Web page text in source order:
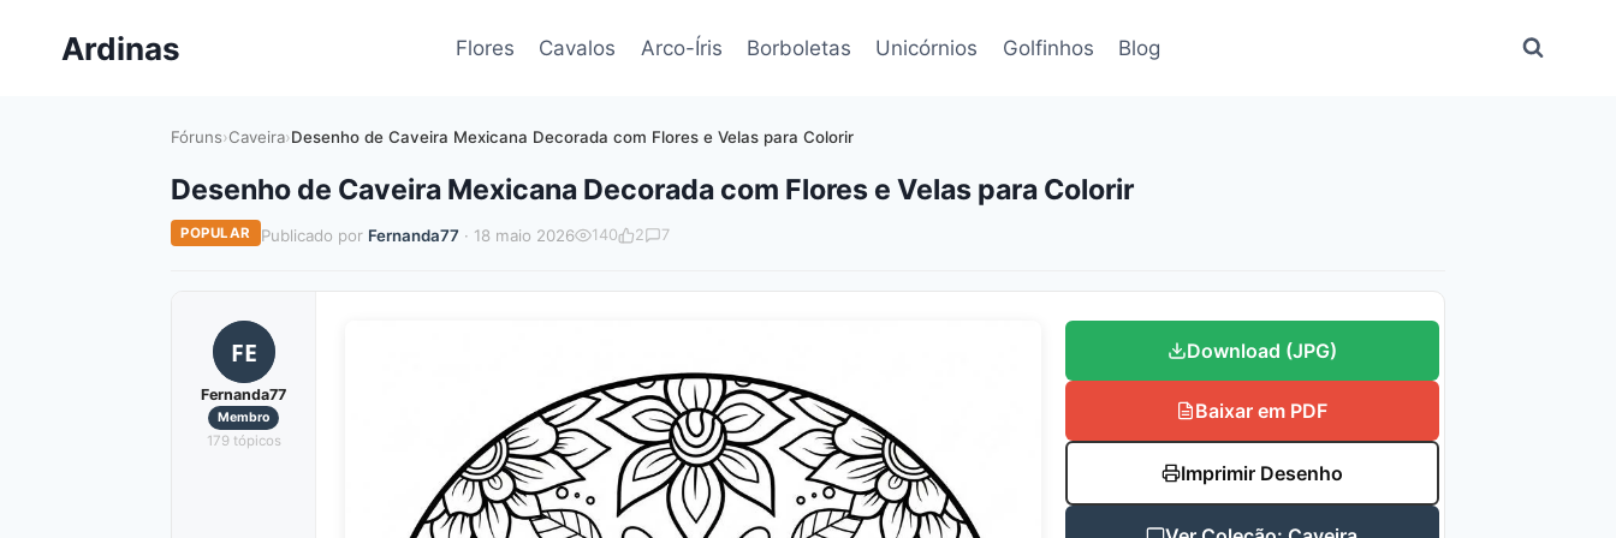
Ardinas Flores Cavalos Arco-Íris Borboletas Unicórnios Golfinhos Blog
Fóruns›Caveira›Desenho de Caveira Mexicana Decorada com Flores e Velas para Colorir
Desenho de Caveira Mexicana Decorada com Flores e Velas para Colorir
POPULAR Publicado por Fernanda77· 18 maio 2026 140 2 7
FE
Fernanda77
Membro
179 tópicos
Download (JPG)
Baixar em PDF
Imprimir Desenho